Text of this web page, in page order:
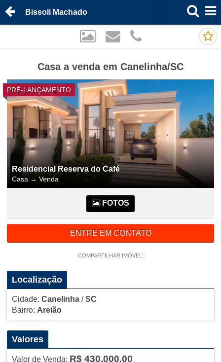
Bissoli Machado
Casa a venda em Canelinha/SC
PRÉ-LANÇAMENTO
Residencial Reserva do Café
Casa → Venda
FOTOS
ENTRE EM CONTATO
COMPARTILHAR IMÓVEL:
Localização
Cidade: Canelinha/SC
Bairro: Areião
Valores
Valor de Venda: R$ 430.000,00